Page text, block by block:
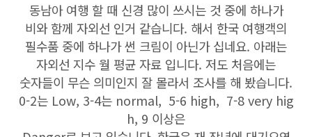
동남아 여행 할 때 신경 많이 쓰시는 것 중에 하나가
비와 함께 자외선 인거 같습니다. 해서 한국 여행객의
필수품 중에 하나가 썬 크림이 아닌가 십네요. 아래는
자외선 지수 월 평균 자료 입니다. 저도 처음에는
숫자들이 무슨 의미인지 잘 몰라서 조사를 해 봤습니다.
0-2는 Low, 3-4는 normal, 5-6 high, 7-8 very hig
h, 9 이상은